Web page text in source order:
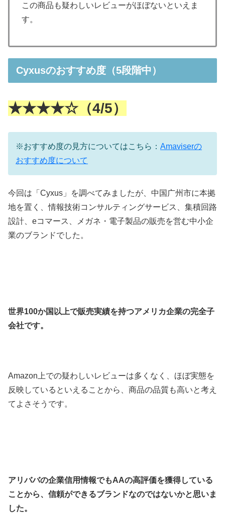
この商品も疑わしいレビューがほぼないといえま
す。
Cyxusのおすすめ度（5段階中）
★★★★☆（4/5）
※おすすめ度の見方についてはこちら： Amaviserの
おすすめ度について
今回は「 Cyxus 」を調べてみましたが、中国广州市に本拠
地を置く、情報技術コンサルティングサービス、集積回路
設計、eコマース、メガネ・電子製品の販売を営む中小企
業のブランドでした。
世界100か国以上で販売実績を持つアメリカ企業の完全子
会社です。
Amazon上での疑わしいレビューは多くなく、ほぼ実態を
反映しているといえることから、商品の品質も高いと考え
てよさそうです。
アリババの企業信用情報でもAAの高評価を獲得している
ことから、信頼ができるブランドなのではないかと思いま
した。